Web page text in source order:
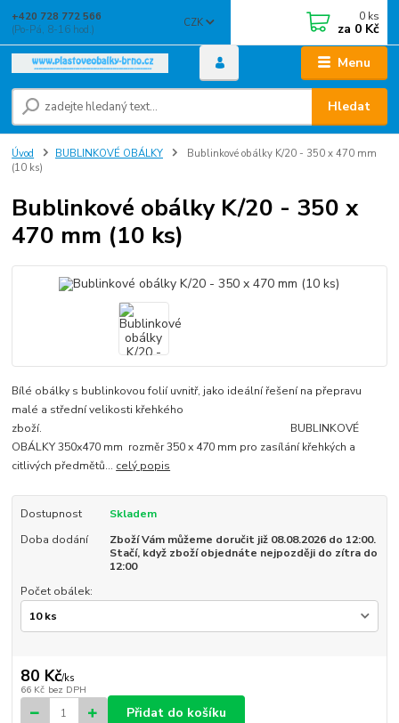
Menu
CZK
Hledat
+420 728 772 566
(Po-Pá, 8-16 hod.)
0 ks
za 0 Kč
Úvod BUBLINKOVÉ OBÁLKY
Bublinkové obálky K/20 - 350 x 470 mm
(10 ks)
Bublinkové obálky K/20 - 350 x
470 mm (10 ks)
Bílé obálky s bublinkovou folií uvnitř, jako ideální řešení na přepravu
malé a střední velikosti křehkého
zboží. BUBLINKOVÉ
OBÁLKY 350x470 mm rozměr 350 x 470 mm pro zasílání křehkých a
citlivých předmětů... celý popis
Dostupnost
Skladem
Doba dodání
Zboží Vám můžeme doručit již 08.08.2026 do 12:00.
Stačí, když zboží objednáte nejpozději do zítra do
12:00
Počet obálek:
80 Kč/ks
66 Kč bez DPH
Přidat do košíku